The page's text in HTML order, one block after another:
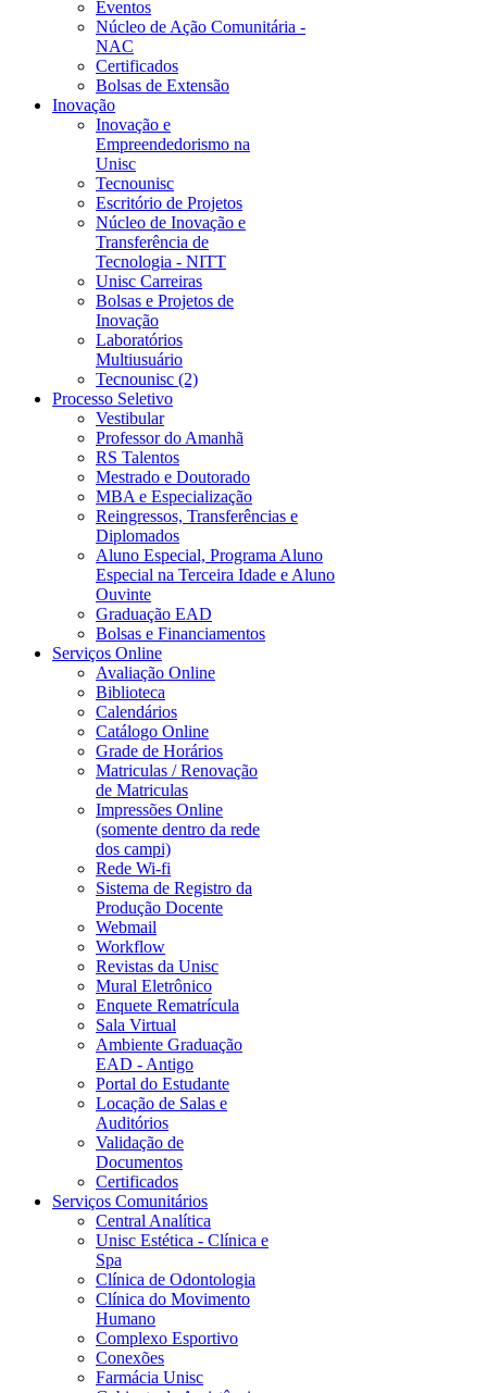
Eventos
Núcleo de Ação Comunitária -
NAC
Certificados
Bolsas de Extensão
Inovação
Inovação e
Empreendedorismo na
Unisc
Tecnounisc
Escritório de Projetos
Núcleo de Inovação e
Transferência de
Tecnologia - NITT
Unisc Carreiras
Bolsas e Projetos de
Inovação
Laboratórios
Multiusuário
Tecnounisc (2)
Processo Seletivo
Vestibular
Professor do Amanhã
RS Talentos
Mestrado e Doutorado
MBA e Especialização
Reingressos, Transferências e
Diplomados
Aluno Especial, Programa Aluno
Especial na Terceira Idade e Aluno
Ouvinte
Graduação EAD
Bolsas e Financiamentos
Serviços Online
Avaliação Online
Biblioteca
Calendários
Catálogo Online
Grade de Horários
Matriculas / Renovação
de Matriculas
Impressões Online
(somente dentro da rede
dos campi)
Rede Wi-fi
Sistema de Registro da
Produção Docente
Webmail
Workflow
Revistas da Unisc
Mural Eletrônico
Enquete Rematrícula
Sala Virtual
Ambiente Graduação
EAD - Antigo
Portal do Estudante
Locação de Salas e
Auditórios
Validação de
Documentos
Certificados
Serviços Comunitários
Central Analítica
Unisc Estética - Clínica e
Spa
Clínica de Odontologia
Clínica do Movimento
Humano
Complexo Esportivo
Conexões
Farmácia Unisc